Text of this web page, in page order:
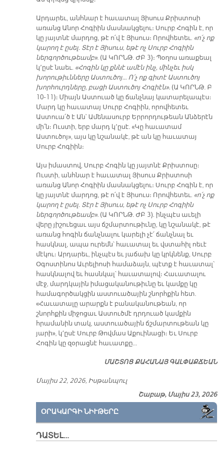
Արդարեւ, անհնար է հաւատալ Յիսուս Քրիստոսի
առանց Անոր Հոգիին մասնակցելու։ Սուրբ Հոգին է, որ
կը յայտնէ մարդոց, թէ ո՛վ է Յիսուս։ Որովհետեւ. «ո՛չ ոք
կարող է ըսել. Տէր է Յիսուս, եթէ ոչ Սուրբ Հոգիին
ներգործութեամբ». (Ա ԿՈՐՆԹ. ԺԲ 3)։ Պօղոս առաքեալ
կ՚ըսէ նաեւ. «Հոգին կը քննէ ամէն ինչ, մինչեւ իսկ
խորութիւնները Աստուծոյ… Ո՛չ ոք գիտէ Աստուծոյ
խորհուրդները, բացի Աստուծոյ Հոգիէն».(Ա ԿՈՐՆԹ. Բ
10-11)։ Միայն Աստուած կը ճանչնայ կատարելապէս։
Մարդ կը հաւատայ Սուրբ Հոգիին, որովհետեւ
Աստուա՛ծ է Ան՝ Ամենասուրբ Երրորդութեան Անձերէն
մի՛ն։ Ուստի, երբ մարդ կ՚ըսէ. «Կը հաւատամ
Աստուծոյ», այս կը նշանակէ, թէ ան կը հաւատայ
Սուրբ Հոգիին։
Այս իմաստով, Սուրբ Հոգին կը յայտնէ Քրիստոսը։
Ուստի, անհնար է հաւատալ Յիսուս Քրիստոսի
առանց Անոր Հոգիին մասնակցելու։ Սուրբ Հոգին է, որ
կը յայտնէ մարդոց, թէ ո՛վ է Յիսուս։ Որովհետեւ. «ո՛չ ոք
կարող է ըսել. Տէր է Յիսուս, եթէ ոչ Սուրբ Հոգիին
ներգործութեամբ».(Ա ԿՈՐՆԹ. ԺԲ 3). ինչպէս աւելի
վերը յիշուեցաւ այս ճշմարտութիւնը, կը նշանակէ, թէ
առանց հոգին ճանչնալու կարելի չէ՛ ճանչնալ եւ
հասկնալ, ապա ուրեմն՝ հաւատալ եւ վստահիլ ոեւէ
մէկու։ Արդարեւ, ինչպէս եւ յաճախ կը կրկնենք, Սուրբ
Օգոստինոս Աւրելիոսի համաձայն, պէտք է հաւատալ՝
հասկնալով եւ հասնկալ՝ հաւատալով։ Հաւատալու
մէջ, մարդկային իմացականութիւնը եւ կամքը կը
համագործակցին աստուածային շնորհքին հետ.
«Հաւատալը արարքն է բանականութեան, որ
շնորհքին միջոցաւ Աստուծմէ դրդուած կամքին
հրամանին տակ, աստուածային ճշմարտութեան կը
յարի», կ՚ըսէ Սուրբ Թովմաս Աքուինացի։ Եւ Սուրբ
Հոգին կը զօրացնէ հաւատքը…
ՄԱՇՏՈՑ ՔԱՀԱՆԱՅ ԳԱԼՓԱՔՃԵԱՆ
Մայիս 22, 2026, Իսթանպուլ
Շաբաթ, Մայիս 23, 2026
ՕՐԱԿԱՐԳԻ ՆԻՒԹԵՐԸ
ԴԱՏԵԼ…